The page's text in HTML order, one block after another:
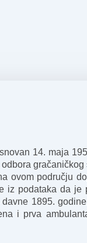
14. maja
gračaničkog
ovom području
iz podataka da je
1895.
i prva